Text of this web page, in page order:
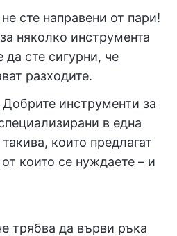
сте направени от пари!
няколко инструмента
да сте сигурни, че
разходите.
Добрите инструменти за
в една
които предлагат
които се нуждаете – и
трябва да върви ръка